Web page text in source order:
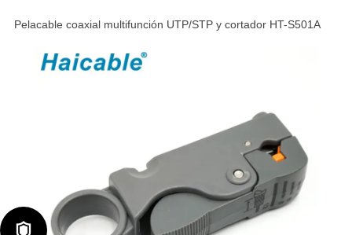
Pelacable coaxial multifunción UTP/STP y cortador HT-S501A